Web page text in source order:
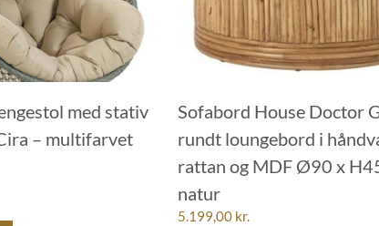
med stativ
– multifarvet
Sofabord House Doctor
rundt loungebord i
rattan og MDF Ø90 x
natur
5.199,00 kr.